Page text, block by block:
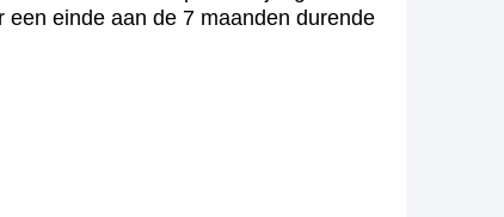
einde aan de 7 maanden durende